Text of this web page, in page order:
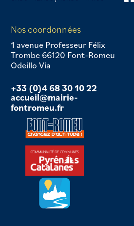
Nos coordonnées
1 avenue Professeur Félix
Trombe 66120 Font-Romeu
Odeillo Via
+33 (0)4 68 30 10 22
accueil@mairie-
fontromeu.fr